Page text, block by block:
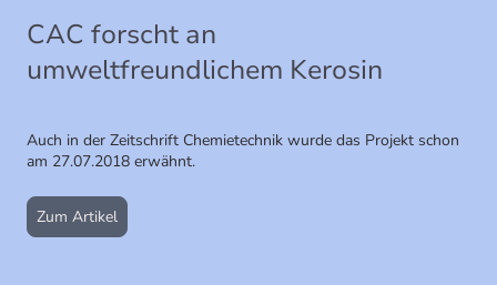
CAC forscht an
umweltfreundlichem Kerosin
Auch in der Zeitschrift Chemietechnik wurde das Projekt schon
am 27.07.2018 erwähnt.
Zum Artikel